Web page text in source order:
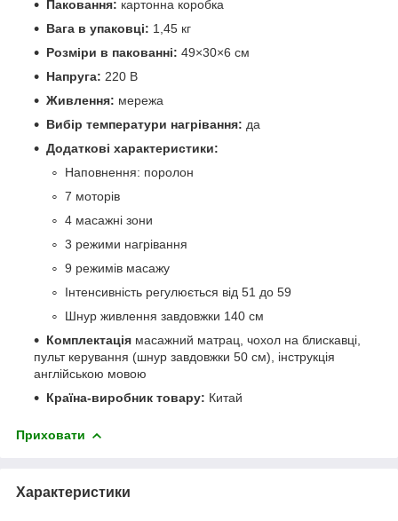
Паковання: картонна коробка
Вага в упаковці: 1,45 кг
Розміри в пакованні: 49×30×6 см
Напруга: 220 В
Живлення: мережа
Вибір температури нагрівання: да
Додаткові характеристики:
Наповнення: поролон
7 моторів
4 масажні зони
3 режими нагрівання
9 режимів масажу
Інтенсивність регулюється від 51 до 59
Шнур живлення завдовжки 140 см
Комплектація масажний матрац, чохол на блискавці,
пульт керування (шнур завдовжки 50 см), інструкція
англійською мовою
Країна-виробник товару: Китай
Приховати
Характеристики